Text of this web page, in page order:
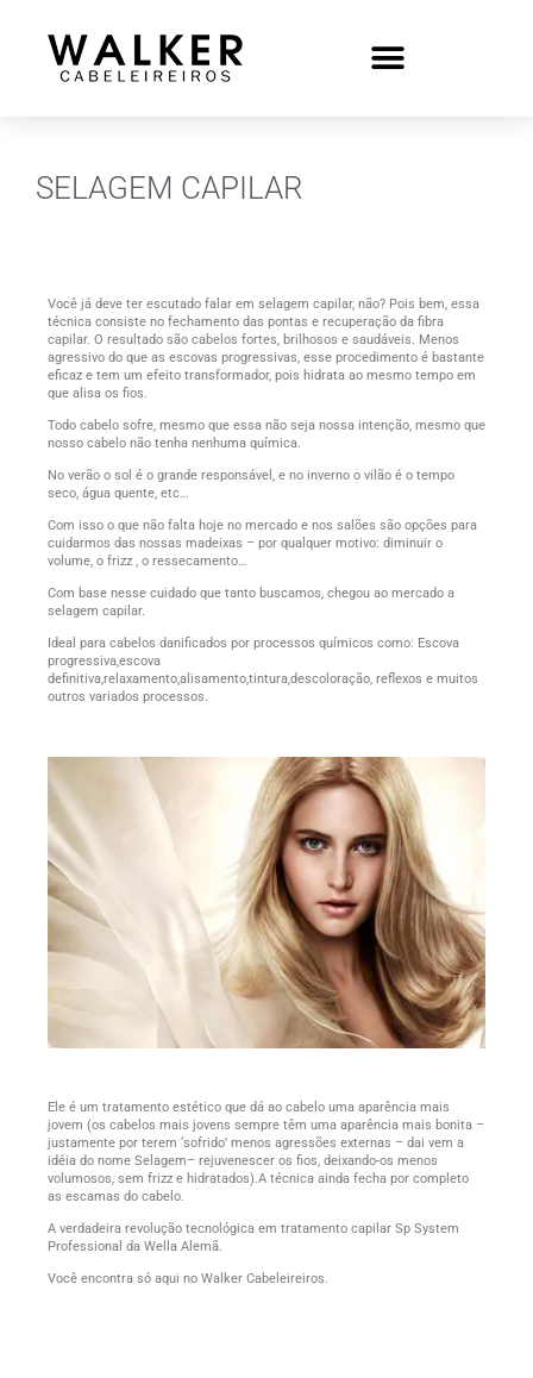
SELAGEM CAPILAR
Você já deve ter escutado falar em selagem capilar, não? Pois bem, essa
técnica consiste no fechamento das pontas e recuperação da fibra
capilar. O resultado são cabelos fortes, brilhosos e saudáveis. Menos
agressivo do que as escovas progressivas, esse procedimento é bastante
eficaz e tem um efeito transformador, pois hidrata ao mesmo tempo em
que alisa os fios.
Todo cabelo sofre, mesmo que essa não seja nossa intenção, mesmo que
nosso cabelo não tenha nenhuma química.
No verão o sol é o grande responsável, e no inverno o vilão é o tempo
seco, água quente, etc…
Com isso o que não falta hoje no mercado e nos salões são opções para
cuidarmos das nossas madeixas – por qualquer motivo: diminuir o
volume, o frizz , o ressecamento…
Com base nesse cuidado que tanto buscamos, chegou ao mercado a
selagem capilar.
Ideal para cabelos danificados por processos químicos como: Escova
progressiva,escova
definitiva,relaxamento,alisamento,tintura,descoloração, reflexos e muitos
outros variados processos.
Ele é um tratamento estético que dá ao cabelo uma aparência mais
jovem (os cabelos mais jovens sempre têm uma aparência mais bonita –
justamente por terem ‘sofrido’ menos agressões externas – dai vem a
idéia do nome Selagem– rejuvenescer os fios, deixando-os menos
volumosos, sem frizz e hidratados).A técnica ainda fecha por completo
as escamas do cabelo.
A verdadeira revolução tecnológica em tratamento capilar Sp System
Professional da Wella Alemã.
Você encontra só aqui no Walker Cabeleireiros.